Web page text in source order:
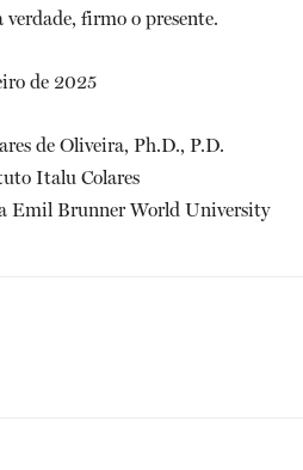
verdade, firmo o presente.
de 2025
de Oliveira, Ph.D., P.D.
Italu Colares
Emil Brunner World University